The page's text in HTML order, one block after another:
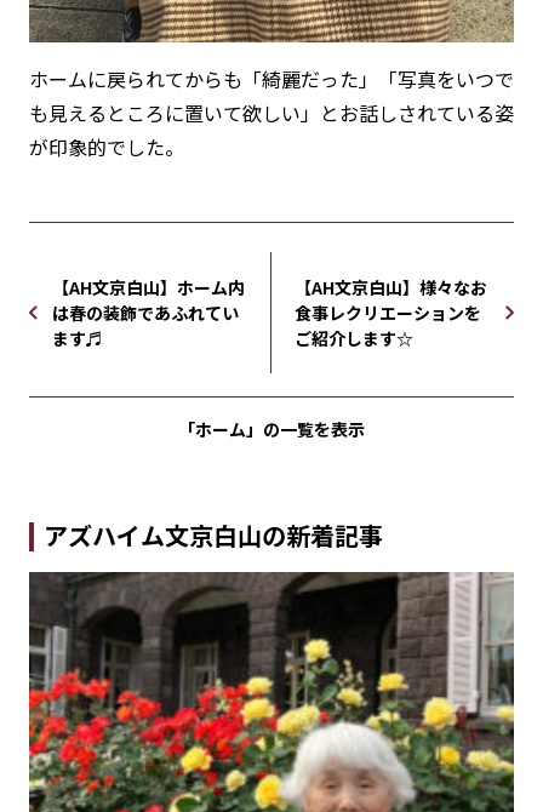
ホームに戻られてからも「綺麗だった」「写真をいつで
も見えるところに置いて欲しい」とお話しされている姿
が印象的でした。
【AH文京白山】ホーム内
は春の装飾であふれてい
ます♬
【AH文京白山】様々なお
食事レクリエーションを
ご紹介します☆
「ホーム」の一覧を表示
アズハイム文京白山の新着記事